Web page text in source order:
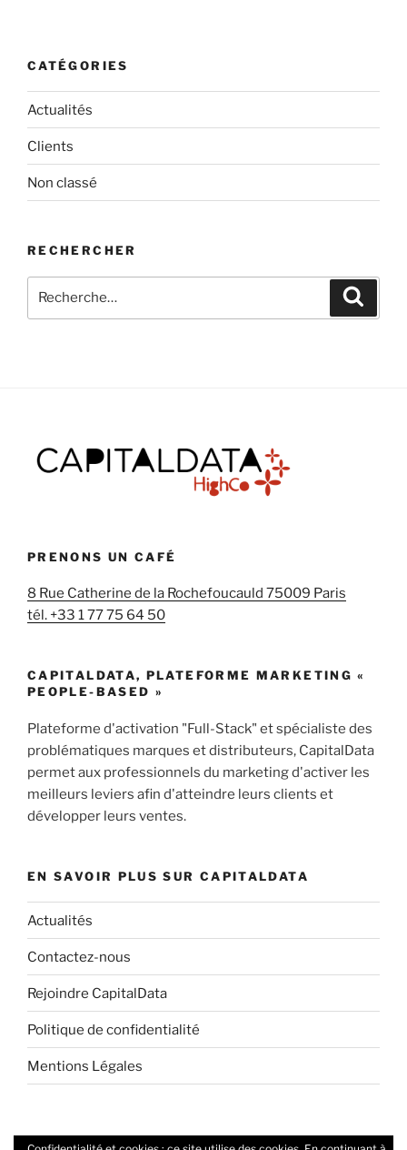
CATÉGORIES
Actualités
Clients
Non classé
RECHERCHER
pour
PRENONS UN CAFÉ
8 Rue Catherine de la Rochefoucauld 75009 Paris
tél. +33 1 77 75 64 50
CAPITALDATA, PLATEFORME MARKETING «
PEOPLE-BASED »
Plateforme d'activation "Full-Stack" et spécialiste des
problématiques marques et distributeurs, CapitalData
permet aux professionnels du marketing d'activer les
meilleurs leviers afin d'atteindre leurs clients et
développer leurs ventes.
EN SAVOIR PLUS SUR CAPITALDATA
Actualités
Contactez-nous
Rejoindre CapitalData
Politique de confidentialité
Mentions Légales